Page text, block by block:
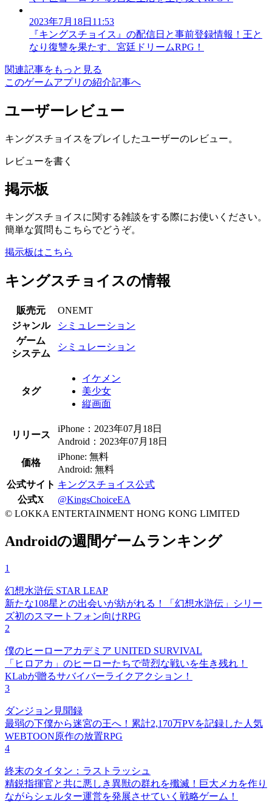
2023年7月18日11:53
『キングスチョイス』の配信日と事前登録情報！王と
なり復讐を果たす、宮廷ドリームRPG！
関連記事をもっと見る
このゲームアプリの紹介記事へ
ユーザーレビュー
キングスチョイスをプレイしたユーザーのレビュー。
レビューを書く
掲示板
キングスチョイスに関する雑談をする際にお使いください。
簡単な質問もこちらでどうぞ。
掲示板はこちら
キングスチョイスの情報
販売元
ONEMT
ジャンル
シミュレーション
ゲーム
システム
シミュレーション
タグ
イケメン
美少女
縦画面
リリース
iPhone：2023年07月18日
Android：2023年07月18日
価格
iPhone: 無料
Android: 無料
公式サイト キングスチョイス公式
公式X
@KingsChoiceEA
© LOKKA ENTERTAINMENT HONG KONG LIMITED
Androidの週間ゲームランキング
1
幻想水滸伝 STAR LEAP
新たな108星との出会いが紡がれる！「幻想水滸伝」シリー
ズ初のスマートフォン向けRPG
2
僕のヒーローアカデミア UNITED SURVIVAL
「ヒロアカ」のヒーローたちで苛烈な戦いを生き残れ！
KLabが贈るサバイバーライクアクション！
3
ダンジョン見聞録
最弱の下僕から迷宮の王へ！累計2,170万PVを記録した人気
WEBTOON原作の放置RPG
4
終末のタイタン：ラストラッシュ
精鋭指揮官と共に悪しき異獣の群れを殲滅！巨大メカを作り
ながらシェルター運営を発展させていく戦略ゲーム！